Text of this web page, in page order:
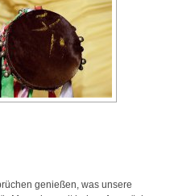
genießen, was unsere